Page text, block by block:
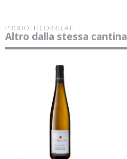
PRODOTTI CORRELATI
Altro dalla stessa cantina